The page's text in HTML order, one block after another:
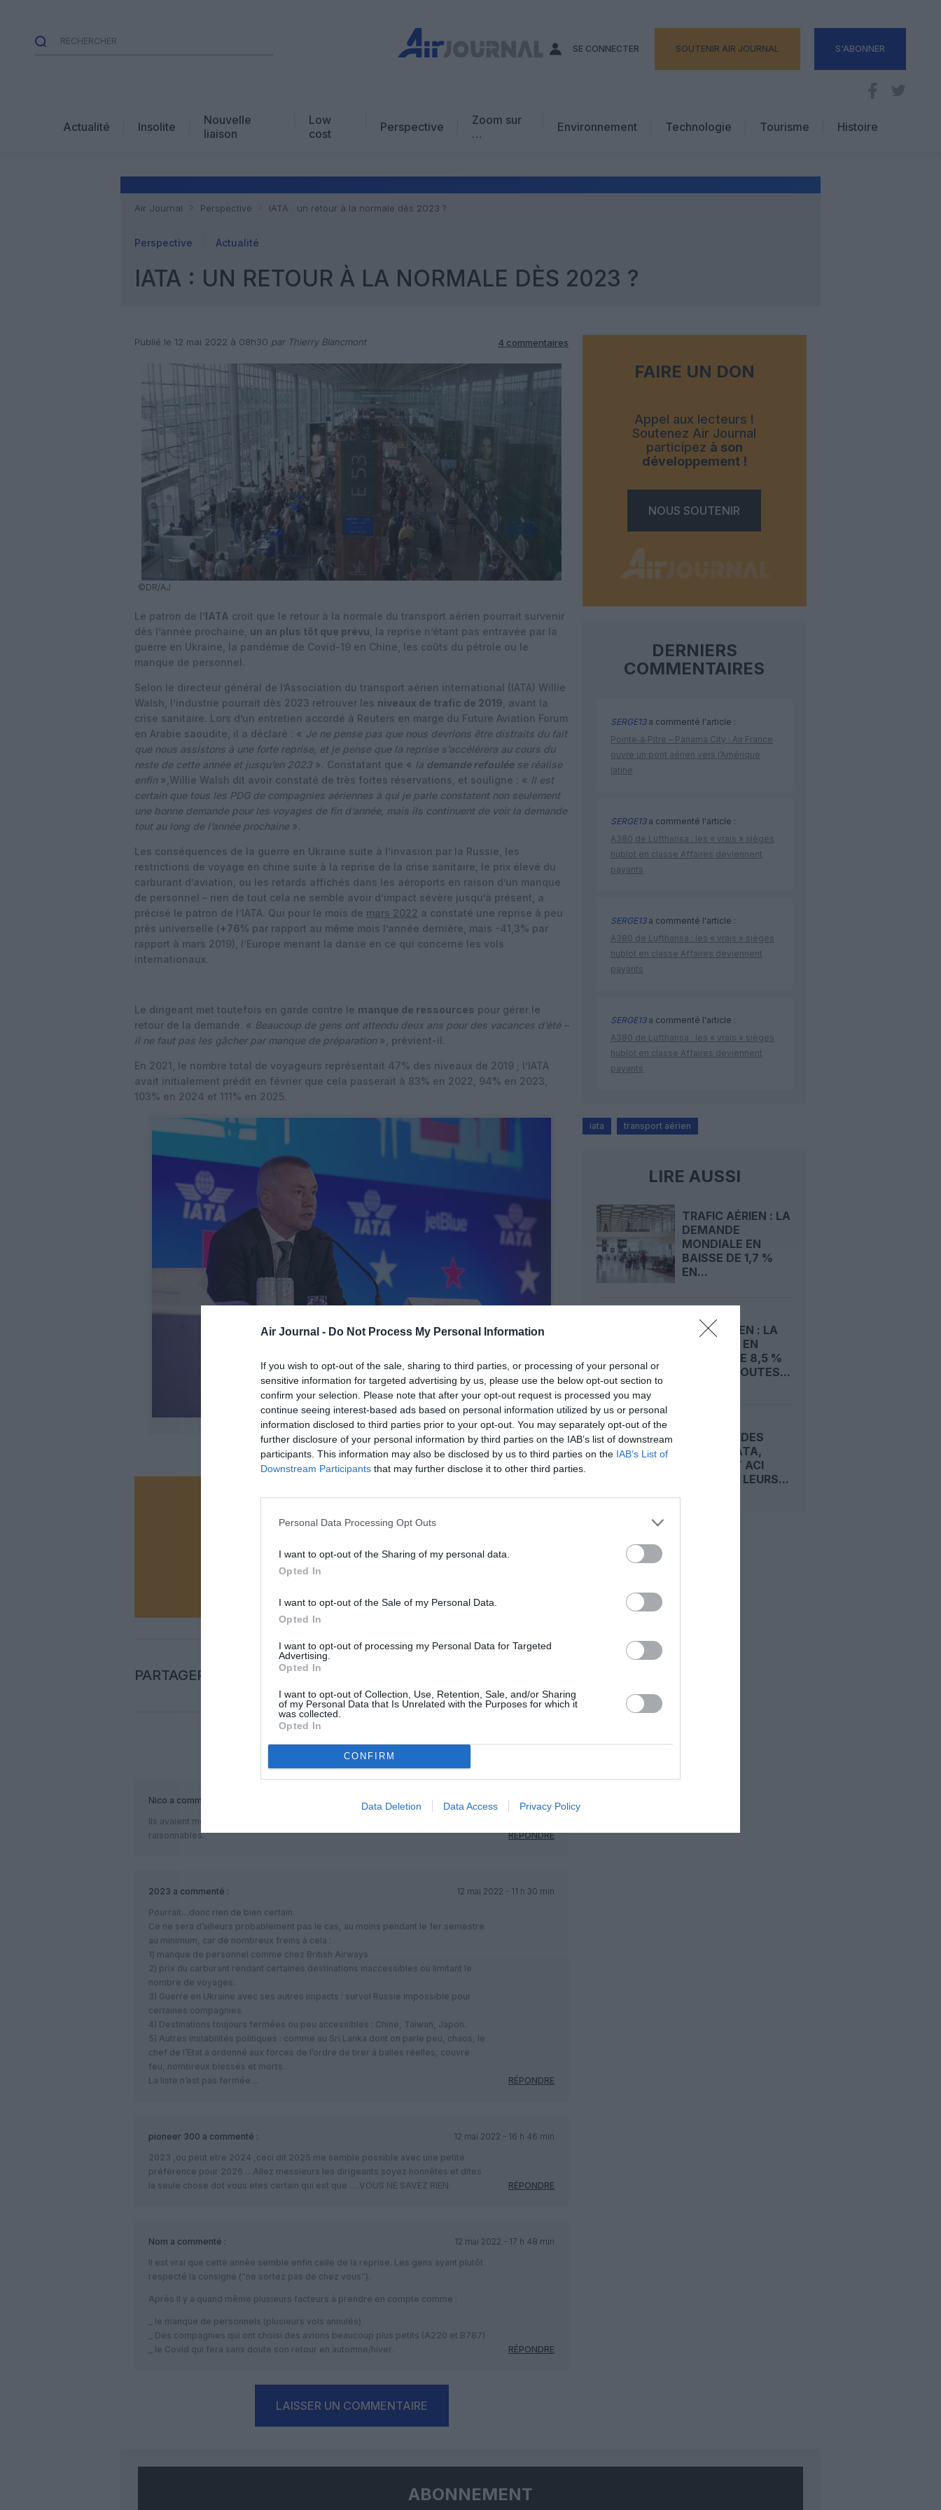
Air Journal - Do Not Process My Personal Information
If you wish to opt-out of the sale, sharing to third parties, or processing of your personal or
sensitive information for targeted advertising by us, please use the below opt-out section to
confirm your selection. Please note that after your opt-out request is processed you may
continue seeing interest-based ads based on personal information utilized by us or personal
information disclosed to third parties prior to your opt-out. You may separately opt-out of the
further disclosure of your personal information by third parties on the IAB’s list of downstream
participants. This information may also be disclosed by us to third parties on the IAB’s List of
Downstream Participants that may further disclose it to other third parties.
Personal Data Processing Opt Outs
I want to opt-out of the Sharing of my personal data.
Opted In
I want to opt-out of the Sale of my Personal Data.
Opted In
I want to opt-out of processing my Personal Data for Targeted
Advertising.
Opted In
I want to opt-out of Collection, Use, Retention, Sale, and/or Sharing
of my Personal Data that Is Unrelated with the Purposes for which it
was collected.
Opted In
CONFIRM
Data Deletion Data Access Privacy Policy
SE CONNECTER SOUTENIR AIR JOURNAL S'ABONNER
Actualité Insolite
Nouvelle
liaison
Low
cost
Perspective
Zoom sur
…
Environnement Technologie
Tourisme
Hôtellerie
Histoire
Air Journal Perspective IATA : un retour à la normale dès 2023 ?
Perspective Actualité
IATA : UN RETOUR À LA NORMALE DÈS 2023 ?
Publié le 12 mai 2022 à 08h30 par Thierry Blancmont 4 commentaires
©DR/AJ
Le patron de l’IATA croit que le retour à la normale du transport aérien pourrait survenir
dès l’année prochaine, un an plus tôt que prévu , la reprise n’étant pas entravée par la
guerre en Ukraine, la pandémie de Covid-19 en Chine, les coûts du pétrole ou le
manque de personnel.
Selon le directeur général de l’Association du transport aérien international (IATA) Willie
Walsh, l’industrie pourrait dès 2023 retrouver les niveaux de trafic de 2019 , avant la
crise sanitaire. Lors d’un entretien accordé à Reuters en marge du Future Aviation Forum
en Arabie saoudite, il a déclaré : « Je ne pense pas que nous devrions être distraits du fait
que nous assistons à une forte reprise, et je pense que la reprise s’accélérera au cours du
reste de cette année et jusqu’en 2023 ». Constatant que « la demande refouléese réalise
enfin »,Willie Walsh dit avoir constaté de très fortes réservations, et souligne : « Il est
certain que tous les PDG de compagnies aériennes à qui je parle constatent non seulement
une bonne demande pour les voyages de fin d’année, mais ils continuent de voir la demande
tout au long de l’année prochaine ».
Les conséquences de la guerre en Ukraine suite à l’invasion par la Russie, les
restrictions de voyage en chine suite à la reprise de la crise sanitaire, le prix élevé du
carburant d’aviation, ou les retards affichés dans les aéroports en raison d’un manque
de personnel – rien de tout cela ne semble avoir d’impact sévère jusqu’à présent, a
précisé le patron de l’IATA. Qui pour le mois de mars 2022 a constaté une reprise à peu
près universelle (+76% par rapport au même mois l’année dernière, mais -41,3% par
rapport à mars 2019), l’Europe menant la danse en ce qui concerne les vols
internationaux.
Le dirigeant met toutefois en garde contre le manque de ressources pour gérer le
retour de la demande. « Beaucoup de gens ont attendu deux ans pour des vacances d’été –
il ne faut pas les gâcher par manque de préparation », prévient-il.
En 2021, le nombre total de voyageurs représentait 47% des niveaux de 2019 ; l’IATA
avait initialement prédit en février que cela passerait à 83% en 2022, 94% en 2023,
103% en 2024 et 111% en 2025.
©IATA
Soutenez-nous, faites un don !
NOUS SOUTENIR
PARTAGER L'ARTICLE
FacebookTwitterPinterestLinkedInEmail Print
COMMENTAIRE(S)
Nico a commenté :
12 mai 2022 - 9 h 32 min
Ils avaient même dit 2026…ça faisait déjà rire a l’époque. Enfin ils sont
raisonnables.
RÉPONDRE
2023 a commenté :
12 mai 2022 - 11 h 30 min
Pourrait…donc rien de bien certain.
Ce ne sera d’ailleurs probablement pas le cas, au moins pendant le 1er semestre
au minimum, car de nombreux freins à cela :
1) manque de personnel comme chez British Airways
2) prix du carburant rendant certaines destinations inaccessibles ou limitant le
nombre de voyages.
3) Guerre en Ukraine avec ses autres impacts : survol Russie impossible pour
certaines compagnies.
4) Destinations toujours fermées ou peu accessibles : Chine, Taiwan, Japon.
5) Autres instabilités politiques : comme au Sri Lanka dont on parle peu, chaos, le
chef de l’Etat a ordonné aux forces de l’ordre de tirer à balles réelles, couvre
feu, nombreux blessés et morts.
La liste n’est pas fermée…
RÉPONDRE
pioneer 300 a commenté :
12 mai 2022 - 16 h 46 min
2023 ,ou peut etre 2024 ,ceci dit 2025 me semble possible avec une petite
préférence pour 2026 …Allez messieurs les dirigeants soyez honnêtes et dites
la seule chose dot vous etes certain qui est que ….VOUS NE SAVEZ RIEN
RÉPONDRE
Nom a commenté :
12 mai 2022 - 17 h 48 min
Il est vrai que cette année semble enfin celle de la reprise. Les gens ayant plutôt
respecté la consigne (“ne sortez pas de chez vous”).
Après il y a quand même plusieurs facteurs à prendre en compte comme :
_ le manque de personnels (plusieurs vols annulés)
_ Des compagnies qui ont choisi des avions beaucoup plus petits (A220 et B787)
_ le Covid qui fera sans doute son retour en automne/hiver.
RÉPONDRE
LAISSER UN COMMENTAIRE
FAIRE UN DON
Appel aux lecteurs !
Soutenez Air Journal
participez à son
développement !
NOUS SOUTENIR
DERNIERS
COMMENTAIRES
SERGE13a commenté l'article :
Pointe‑à‑Pitre – Panama City : Air France
ouvre un pont aérien vers l’Amérique
latine
SERGE13a commenté l'article :
A380 de Lufthansa : les « vrais » sièges
hublot en classe Affaires deviennent
payants
SERGE13a commenté l'article :
A380 de Lufthansa : les « vrais » sièges
hublot en classe Affaires deviennent
payants
SERGE13a commenté l'article :
A380 de Lufthansa : les « vrais » sièges
hublot en classe Affaires deviennent
payants
iata transport aérien
LIRE AUSSI
TRAFIC AÉRIEN : LA
DEMANDE
MONDIALE EN
BAISSE DE 1,7 %
EN...
FRET AÉRIEN : LA
DEMANDE EN
HAUSSE DE 8,5 %
EN JUIN, TOUTES...
SÉCURITÉ DES
PISTES : IATA,
CANSO ET ACI
UNISSENT LEURS...
ABONNEMENT